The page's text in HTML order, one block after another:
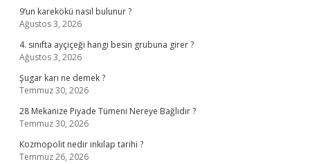
9’un karekökü nasıl bulunur ?
Ağustos 3, 2026
4. sınıfta ayçiçeği hangi besin grubuna girer ?
Ağustos 3, 2026
Şugar karı ne demek ?
Temmuz 30, 2026
28 Mekanize Piyade Tümeni Nereye Bağlıdır ?
Temmuz 30, 2026
Kozmopolit nedir inkılap tarihi ?
Temmuz 26, 2026